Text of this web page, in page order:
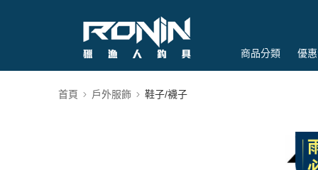
商品分類 優
首頁 戶外服飾 鞋子/襪子